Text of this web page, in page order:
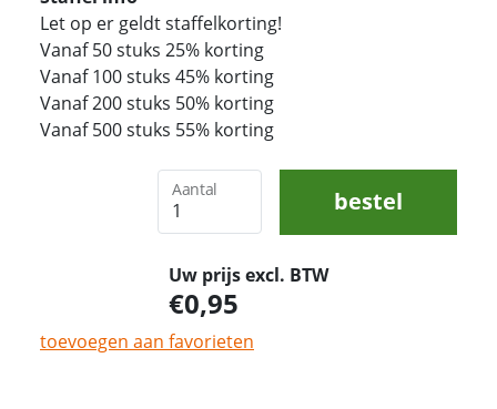
Let op er geldt staffelkorting!
Vanaf 50 stuks 25% korting
Vanaf 100 stuks 45% korting
Vanaf 200 stuks 50% korting
Vanaf 500 stuks 55% korting
Aantal bestel
Uw prijs excl. BTW
0,95
toevoegen aan favorieten